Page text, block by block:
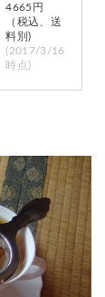
4665円
（税込、送
料別)
(2017/3/16
時点)